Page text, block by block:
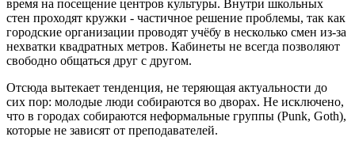
время на посещение центров культуры. Внутри школьных
стен проходят кружки - частичное решение проблемы, так как
городские организации проводят учёбу в несколько смен из-за
нехватки квадратных метров. Кабинеты не всегда позволяют
свободно общаться друг с другом.
Отсюда вытекает тенденция, не теряющая актуальности до
сих пор: молодые люди собираются во дворах. Не исключено,
что в городах собираются неформальные группы (Punk, Goth),
которые не зависят от преподавателей.